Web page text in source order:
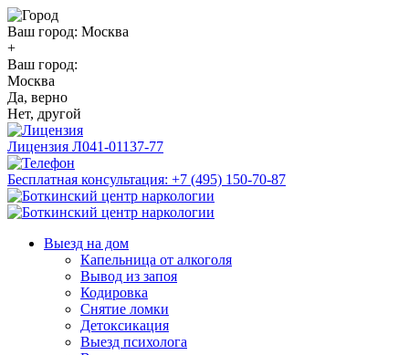
Ваш город: Москва
+
Ваш город:
Москва
Да, верно
Нет, другой
Лицензия Л041-01137-77
Бесплатная консультация: +7 (495) 150-70-87
Выезд на дом
Капельница от алкоголя
Вывод из запоя
Кодировка
Снятие ломки
Детоксикация
Выезд психолога